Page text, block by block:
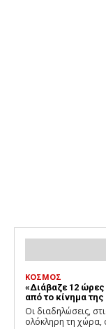
ΚΟΣΜΟΣ
«Διάβαζε 12 ώρες
από το κίνημα
Οι διαδηλώσεις,
ολόκληρη τη χώρα,